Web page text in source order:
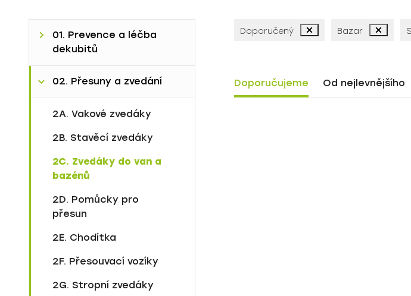
01. Prevence a léčba
dekubitů
1A. Aktivní antidekubitní
Standardní péče
Intenzivní péče
Speciální systémy
1B. Pasivní antidekubitní
matrace
1C. Polohovací pomůcky
Sláva
Viktorie
1D. Gelové pomůcky na
operační sál
02. Přesuny a zvedání
2A. Vakové zvedáky
2B. Stavěcí zvedáky
2C. Zvedáky do van a
bazénů
2D. Pomůcky pro
přesun
2E. Chodítka
2F. Přesouvací vozíky
2G. Stropní zvedáky
Doporučený Bazar
Doporučujeme Od nejlevnějšího